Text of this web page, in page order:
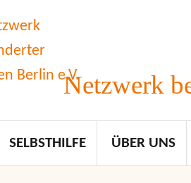
Netzwerk
SELBSTHILFE ÜBER UNS